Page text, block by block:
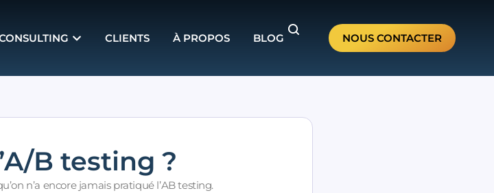
CLIENTS À PROPOS BLOG NOUS CONTACTER
B testing ?
n’a encore jamais pratiqué l’AB testing.